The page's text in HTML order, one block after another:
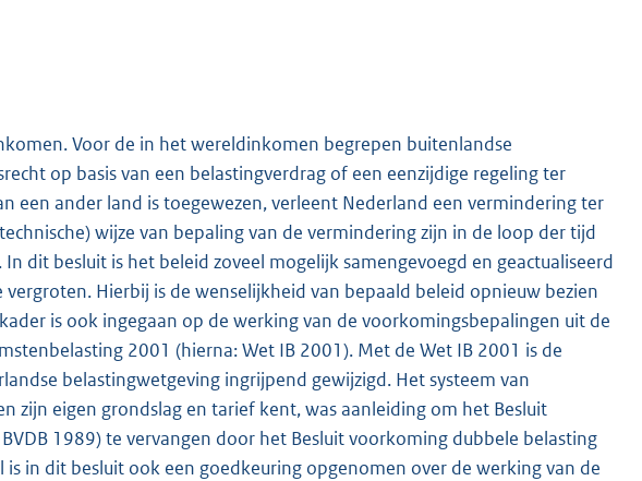
Voor de in het wereldinkomen begrepen buitenlandse
op basis van een belastingverdrag of een eenzijdige regeling ter
een ander land is toegewezen, verleent Nederland een vermindering ter
wijze van bepaling van de vermindering zijn in de loop der tijd
dit besluit is het beleid zoveel mogelijk samengevoegd en geactualiseerd
Hierbij is de wenselijkheid van bepaald beleid opnieuw bezien
is ook ingegaan op de werking van de voorkomingsbepalingen uit de
2001 (hierna: Wet IB 2001). Met de Wet IB 2001 is de
belastingwetgeving ingrijpend gewijzigd. Het systeem van
zijn eigen grondslag en tarief kent, was aanleiding om het Besluit
1989) te vervangen door het Besluit voorkoming dubbele belasting
is in dit besluit ook een goedkeuring opgenomen over de werking van de